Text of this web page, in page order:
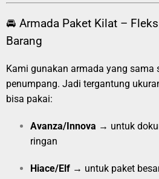
🚘 Armada Paket Kilat –
Barang
Kami gunakan armada yang sama
penumpang. Jadi tergantung
bisa pakai:
Avanza/Innova → untuk
ringan
Hiace/Elf → untuk paket